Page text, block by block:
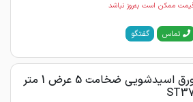
ممکن است به‌روز نباشد
تماس گفتگو
ورق اسیدشویی ضخامت 5 عرض 1 متر